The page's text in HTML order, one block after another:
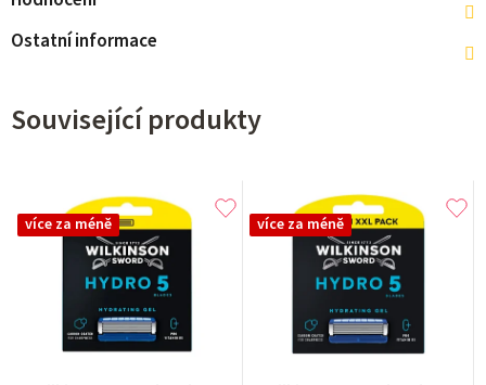
Ostatní informace
Související produkty
více za méně více za méně